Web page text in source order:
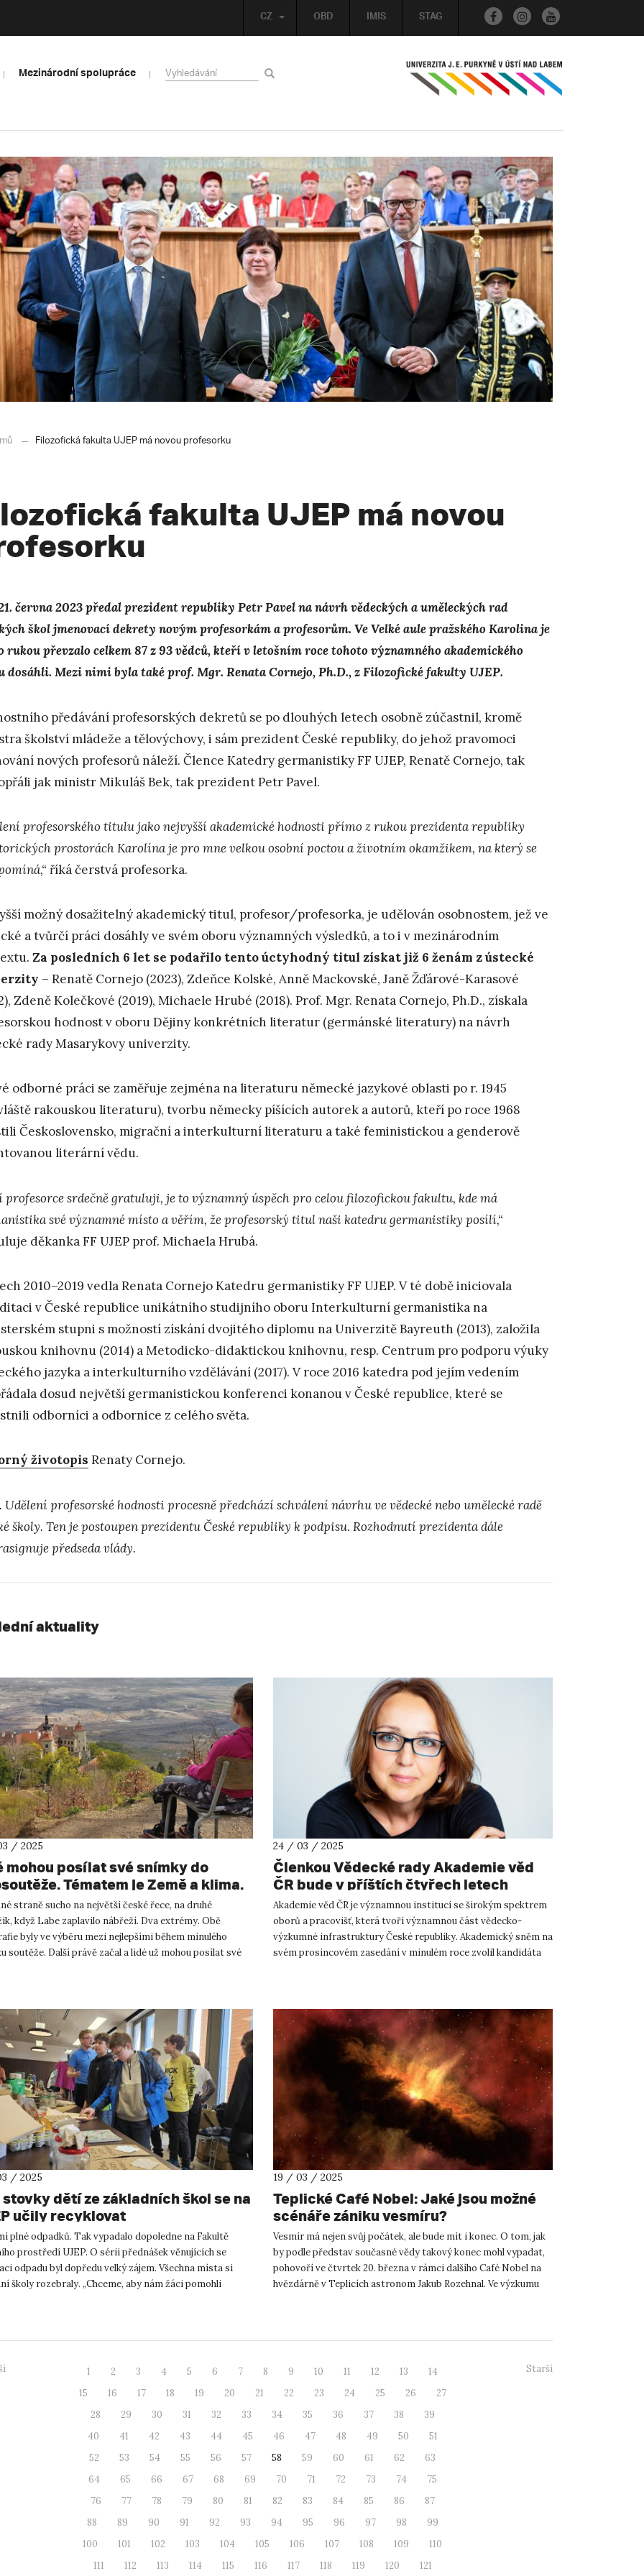
OBD IMIS STAG
CZ
Mezinárodní spolupráce
Filozofická fakulta UJEP má novou profesorku
fakulta UJEP má novou
června 2023 předal prezident republiky Petr Pavel na návrh vědeckých a uměleckých rad
škol jmenovací dekrety novým profesorkám a profesorům. Ve Velké aule pražského Karolina je
rukou převzalo celkem 87 z 93 vědců, kteří v letošním roce tohoto významného akademického
Mezi nimi byla také prof. Mgr. Renata Cornejo, Ph.D., z Filozofické fakulty UJEP.
předávání profesorských dekretů se po dlouhých letech osobně zúčastnil, kromě
školství mládeže a tělovýchovy, i sám prezident České republiky, do jehož pravomoci
nových profesorů náleží. Člence Katedry germanistiky FF UJEP, Renatě Cornejo, tak
jak ministr Mikuláš Bek, tak prezident Petr Pavel.
profesorského titulu jako nejvyšší akademické hodnosti přímo z rukou prezidenta republiky
prostorách Karolína je pro mne velkou osobní poctou a životním okamžikem, na který se
říká čerstvá profesorka.
možný dosažitelný akademický titul, profesor/profesorka, je udělován osobnostem, jež ve
a tvůrčí práci dosáhly ve svém oboru významných výsledků, a to i v mezinárodním
Za posledních 6 let se podařilo tento úctyhodný titul získat již 6 ženám z ústecké
– Renatě Cornejo (2023), Zdeňce Kolské, Anně Mackovské, Janě Žďárové-Karasové
Zdeně Kolečkové (2019), Michaele Hrubé (2018). Prof. Mgr. Renata Cornejo, Ph.D., získala
hodnost v oboru Dějiny konkrétních literatur (germánské literatury) na návrh
rady Masarykovy univerzity.
odborné práci se zaměřuje zejména na literaturu německé jazykové oblasti po r. 1945
rakouskou literaturu), tvorbu německy píšících autorek a autorů, kteří po roce 1968
Československo, migrační a interkulturní literaturu a také feministickou a genderově
literární vědu.
profesorce srdečně gratuluji, je to významný úspěch pro celou filozofickou fakultu, kde má
své významné místo a věřím, že profesorský titul naši katedru germanistiky posílí,“
děkanka FF UJEP prof. Michaela Hrubá.
2010–2019 vedla Renata Cornejo Katedru germanistiky FF UJEP. V té době iniciovala
v České republice unikátního studijního oboru Interkulturní germanistika na
stupni s možností získání dvojitého diplomu na Univerzitě Bayreuth (2013), založila
knihovnu (2014) a Metodicko-didaktickou knihovnu, resp. Centrum pro podporu výuky
jazyka a interkulturního vzdělávání (2017). V roce 2016 katedra pod jejím vedením
dosud největší germanistickou konferenci konanou v České republice, které se
odborníci a odbornice z celého světa.
životopis Renaty Cornejo.
Udělení profesorské hodnosti procesně předchází schválení návrhu ve vědecké nebo umělecké radě
školy. Ten je postoupen prezidentu České republiky k podpisu. Rozhodnutí prezidenta dále
předseda vlády.
aktuality
/ 2025
mohou posílat své snímky do
Tématem je Země a klima.
vznikne na UJEP výstava
straně sucho na největší české řece, na druhé
když Labe zaplavilo nábřeží. Dva extrémy. Obě
byly ve výběru mezi nejlepšími během minulého
soutěže. Další právě začal a lidé už mohou posílat své
24 / 03 / 2025
Členkou Vědecké rady Akademie věd
ČR bude v příštích čtyřech letech
emeritní děkanka FF UJEP prof.
Michaela Hrubá
Akademie věd ČR je významnou institucí se širokým spektrem
oborů a pracovišť, která tvoří významnou část vědecko-
výzkumné infrastruktury České republiky. Akademický sněm na
svém prosincovém zasedání v minulém roce zvolil kandidáta
/ 2025
stovky dětí ze základních škol se na
učily recyklovat
plné odpadků. Tak vypadalo dopoledne na Fakultě
prostředí UJEP. O sérii přednášek věnujících se
odpadu byl dopředu velký zájem. Všechna místa si
školy rozebraly. „Chceme, aby nám žáci pomohli
19 / 03 / 2025
Teplické Café Nobel: Jaké jsou možné
scénáře zániku vesmíru?
Vesmír má nejen svůj počátek, ale bude mít i konec. O tom, jak
by podle představ současné vědy takový konec mohl vypadat,
pohovoří ve čtvrtek 20. března v rámci dalšího Café Nobel na
hvězdárně v Teplicích astronom Jakub Rozehnal. Ve výzkumu
1 2 3 4 5 6 7 8 9 10 11 12 13
14
15
16 17 18 19 20 21 22 23 24 25 26
27
28
29 30 31 32 33 34 35 36 37 38
39
40
41 42 43 44 45 46 47 48 49 50
51
52
53 54 55 56 57 58 59 60 61 62
63
64
65 66 67 68 69 70 71 72 73 74
75
76
77 78 79 80 81 82 83 84 85 86
87
88
89 90 91 92 93 94 95 96 97 98
99
100
101 102 103 104 105 106 107 108 109
110
111
112 113 114 115 116 117 118 119 120 121
Starší